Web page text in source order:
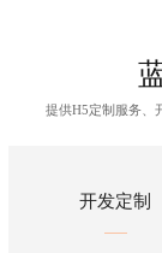
提供H5定制服务、
开发定制